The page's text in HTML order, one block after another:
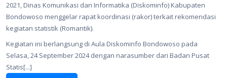
2021, Dinas Komunikasi dan Informatika (Diskominfo) Kabupaten
Bondowoso menggelar rapat koordinasi (rakor) terkait rekomendasi
kegiatan statistik (Romantik).
Kegiatan ini berlangsung di Aula Diskominfo Bondowoso pada
Selasa, 24 September 2024 dengan narasumber dari Badan Pusat
Statis[...]